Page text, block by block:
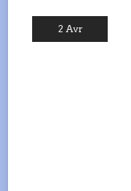
2 Avr